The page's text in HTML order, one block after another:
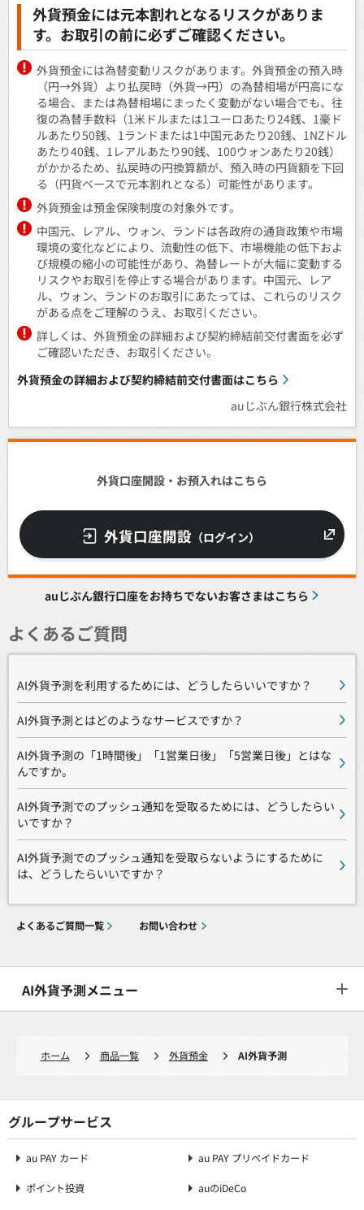
外貨預金には元本割れとなるリスクがありま
す。お取引の前に必ずご確認ください。
外貨預金には為替変動リスクがあります。外貨預金の預入時
（円→外貨）より払戻時（外貨→円）の為替相場が円高にな
る場合、または為替相場にまったく変動がない場合でも、往
復の為替手数料（1米ドルまたは1ユーロあたり24銭、1豪ド
ルあたり50銭、1ランドまたは1中国元あたり20銭、1NZドル
あたり40銭、1レアルあたり90銭、100ウォンあたり20銭）
がかかるため、払戻時の円換算額が、預入時の円貨額を下回
る（円貨ベースで元本割れとなる）可能性があります。
外貨預金は預金保険制度の対象外です。
中国元、レアル、ウォン、ランドは各政府の通貨政策や市場
環境の変化などにより、流動性の低下、市場機能の低下およ
び規模の縮小の可能性があり、為替レートが大幅に変動する
リスクやお取引を停止する場合があります。中国元、レア
ル、ウォン、ランドのお取引にあたっては、これらのリスク
がある点をご理解のうえ、お取引ください。
詳しくは、外貨預金の詳細および契約締結前交付書面を必ず
ご確認いただき、お取引ください。
外貨預金の詳細および契約締結前交付書面はこちら
auじぶん銀行株式会社
外貨口座開設・お預入れはこちら
外貨口座開設 （ログイン）
auじぶん銀行口座をお持ちでないお客さまはこちら
よくあるご質問
AI外貨予測を利用するためには、どうしたらいいですか？
AI外貨予測とはどのようなサービスですか？
AI外貨予測の「1時間後」「1営業日後」「5営業日後」とはな
んですか。
AI外貨予測でのプッシュ通知を受取るためには、どうしたらい
いですか？
AI外貨予測でのプッシュ通知を受取らないようにするために
は、どうしたらいいですか？
よくあるご質問一覧 お問い合わせ
AI外貨予測メニュー
ホーム 商品一覧 外貨預金 AI外貨予測
グループサービス
au PAY カード au PAY プリペイドカード
ポイント投資 auのiDeCo